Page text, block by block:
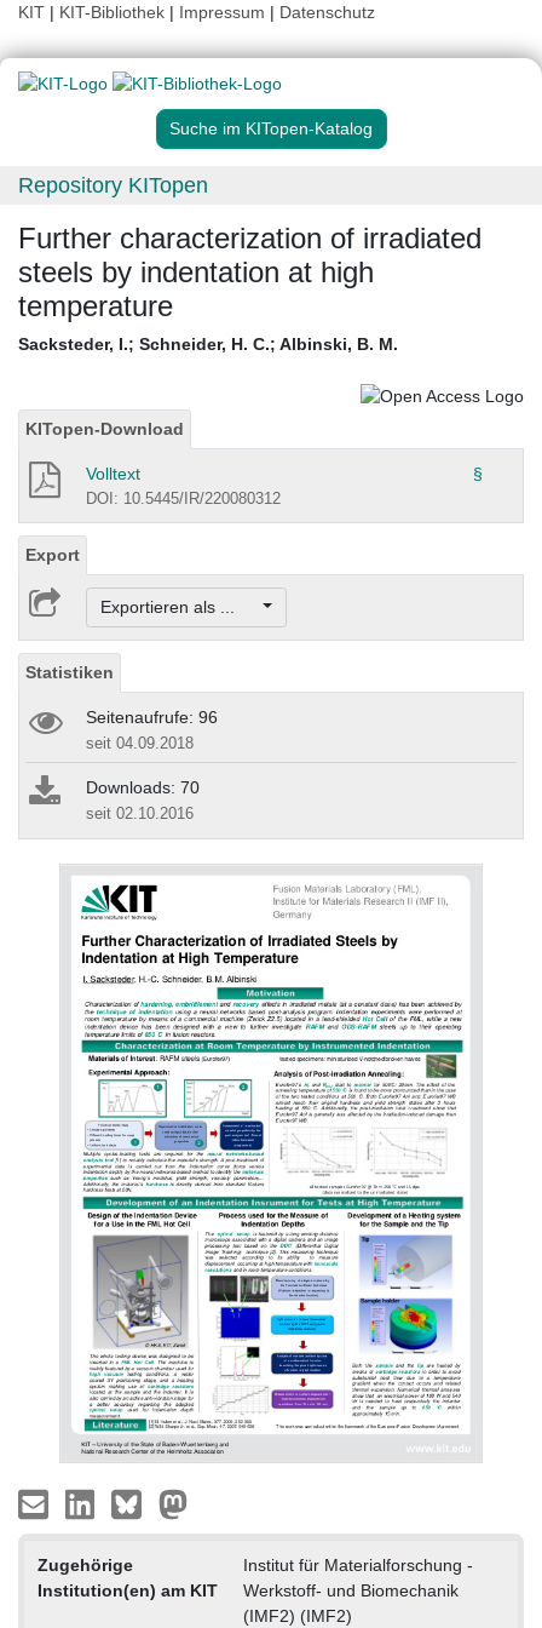
KIT | KIT-Bibliothek | Impressum | Datenschutz
Suche im KITopen-Katalog
Repository KITopen
Further characterization of irradiated
steels by indentation at high
temperature
Sacksteder, I.; Schneider, H. C.; Albinski, B. M.
KITopen-Download
Volltext §
DOI: 10.5445/IR/220080312
Export
Exportieren als ...
Statistiken
Seitenaufrufe: 96
seit 04.09.2018
Downloads: 70
seit 02.10.2016
Zugehörige
Institution(en) am KIT
Institut für Materialforschung -
Werkstoff- und Biomechanik
(IMF2) (IMF2)